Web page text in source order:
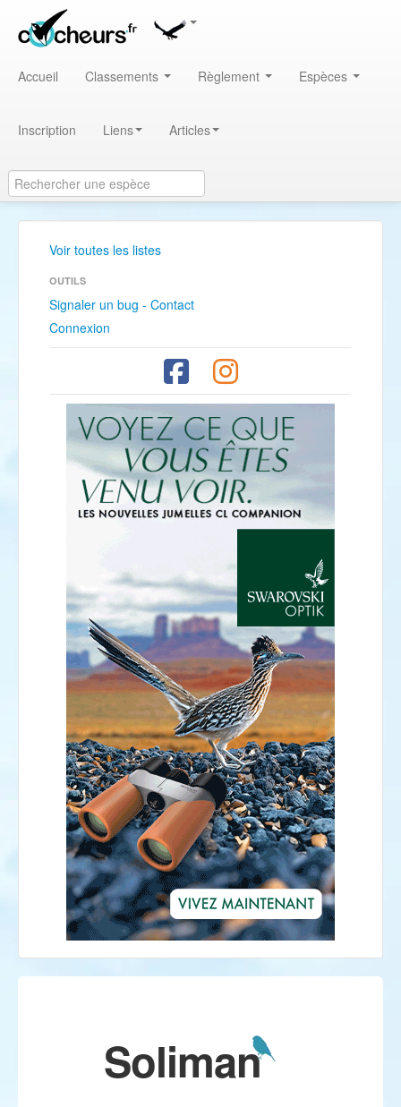
Accueil Classements Règlement Espèces
Inscription Liens Articles
Voir toutes les listes
OUTILS
Signaler un bug - Contact
Connexion
Soliman